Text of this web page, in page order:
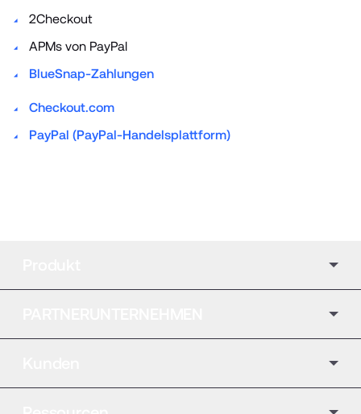
2Checkout
APMs von PayPal
BlueSnap-Zahlungen
Checkout.com
PayPal (PayPal-Handelsplattform)